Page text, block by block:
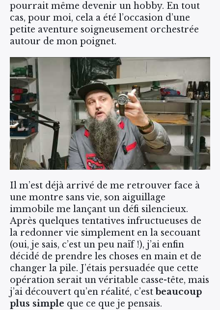
pourrait même devenir un hobby. En tout
cas, pour moi, cela a été l’occasion d’une
petite aventure soigneusement orchestrée
autour de mon poignet.
Il m’est déjà arrivé de me retrouver face à
une montre sans vie, son aiguillage
immobile me lançant un défi silencieux.
Après quelques tentatives infructueuses de
la redonner vie simplement en la secouant
(oui, je sais, c’est un peu naïf !), j’ai enfin
décidé de prendre les choses en main et de
changer la pile. J’étais persuadée que cette
opération serait un véritable casse-tête, mais
j’ai découvert qu’en réalité, c’est beaucoup
plus simple que ce que je pensais.